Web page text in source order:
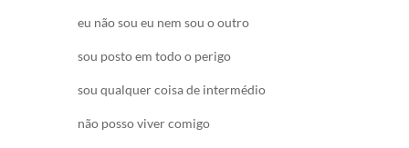
eu não sou eu nem sou o outro
sou posto em todo o perigo
sou qualquer coisa de intermédio
não posso viver comigo